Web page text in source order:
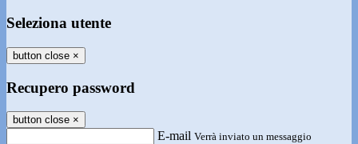
Seleziona utente
button close ×
Recupero password
button close ×
E-mail Verrà inviato un messaggio